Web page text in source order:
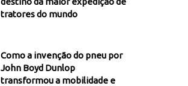
tratores do mundo
Como a invenção do pneu por
John Boyd Dunlop
transformou a mobilidade e